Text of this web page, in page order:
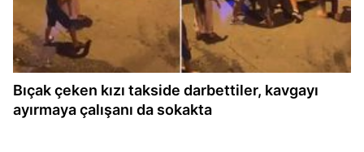
Bıçak çeken kızı takside darbettiler, kavgayı
ayırmaya çalışanı da sokakta